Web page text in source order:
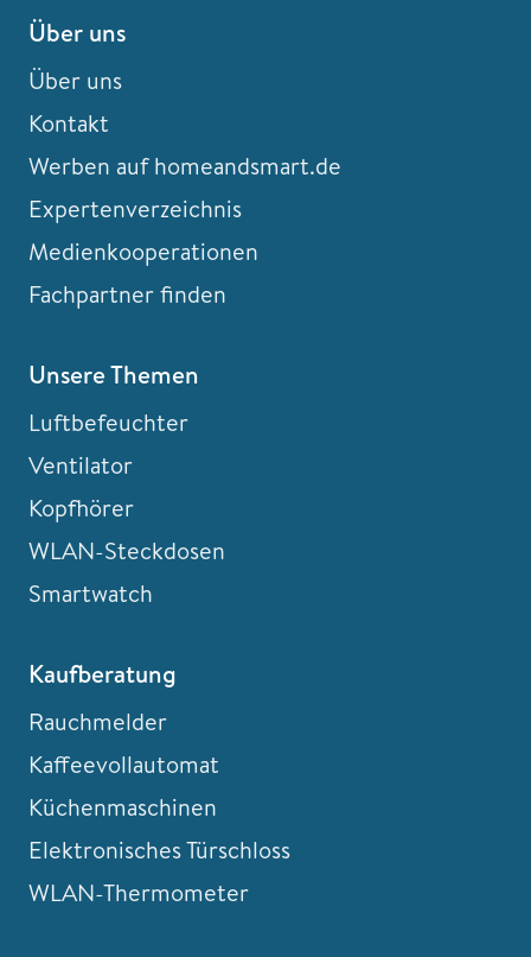
Über uns
Über uns
Kontakt
Werben auf homeandsmart.de
Expertenverzeichnis
Medienkooperationen
Fachpartner finden
Unsere Themen
Luftbefeuchter
Ventilator
Kopfhörer
WLAN-Steckdosen
Smartwatch
Kaufberatung
Rauchmelder
Kaffeevollautomat
Küchenmaschinen
Elektronisches Türschloss
WLAN-Thermometer